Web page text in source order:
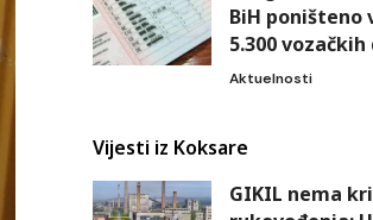
BiH poništeno
5.300
Aktuelnosti
Vijesti iz Koksare
GIKIL nema